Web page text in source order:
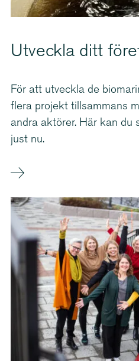
Utveckla ditt
För att utveckla de
flera projekt tillsammans
andra aktörer. Här kan du
just nu.